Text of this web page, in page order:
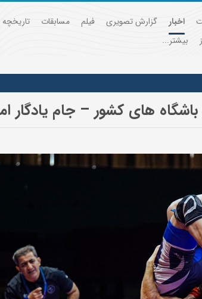
اخبار گزارش تصویری فیلم مسابقات تاریخچه
بیشتر...
های کشور – جام یادگار